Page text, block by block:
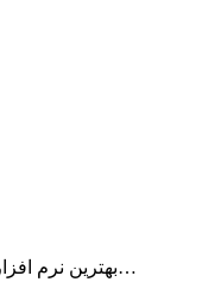
Stock + Pro بهترین نرم افزار مک برای مشاهده و دنبال کردن سرمایه گزاری ها شما می باشد. این برنامه با داشتن گزینه ها…